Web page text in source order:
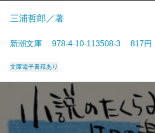
三浦哲郎／著
新潮文庫 978-4-10-113508-3 817
文庫電子書籍あり